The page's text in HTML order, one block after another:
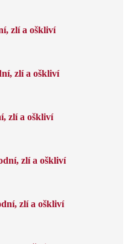
zlí a oškliví
zlí a oškliví
zlí a oškliví
zlí a oškliví
zlí a oškliví